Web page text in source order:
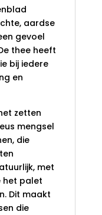
aardse
gevoel
thee heeft
bij iedere
en
zetten
mengsel
die
met
het palet
Dit maakt
die